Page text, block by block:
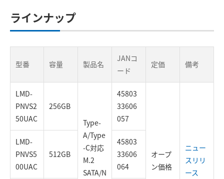
ラインナップ
型番 容量 製品名
JANコ
ード
定価 備考
LMD-
PNVS2
50UAC
256GB
Type-
A/Type
-C対応
M.2
SATA/N
45803
33606
057
オープ
ン価格
ニュー
スリリ
ース
LMD-
PNVS5
00UAC
512GB
45803
33606
064